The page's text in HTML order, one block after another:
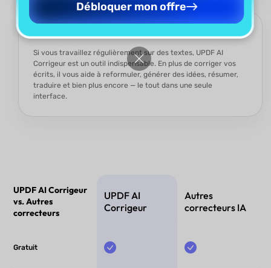
Bien plus qu’un simple correcteur
Si vous travaillez régulièrement sur des textes, UPDF AI
Corrigeur est un outil indispensable. En plus de corriger vos
écrits, il vous aide à reformuler, générer des idées, résumer,
traduire et bien plus encore — le tout dans une seule
interface.
UPDF AI Corrigeur
vs. Autres
correcteurs
UPDF AI
Corrigeur
Autres
correcteurs IA
Gratuit
Débloquer mon offre